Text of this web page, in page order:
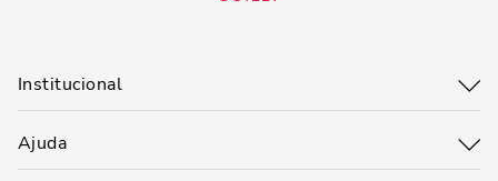
Institucional
Ajuda